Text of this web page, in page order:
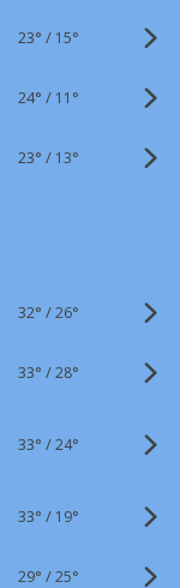
23° / 15°
24° / 11°
23° / 13°
32° /26°
33° /28°
33° /24°
33° / 19°
29° /25°